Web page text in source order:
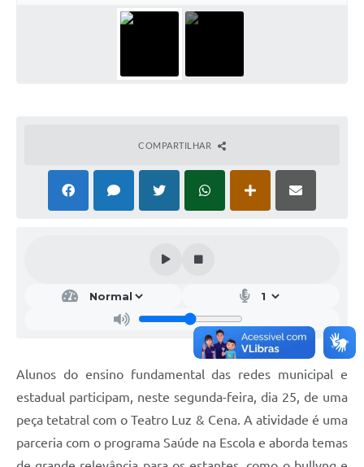
COMPARTILHAR
Alunos do ensino fundamental das redes municipal e
estadual participam, neste segunda-feira, dia 25, de uma
peça tetatral com o Teatro Luz & Cena. A atividade é uma
parceria com o programa Saúde na Escola e aborda temas